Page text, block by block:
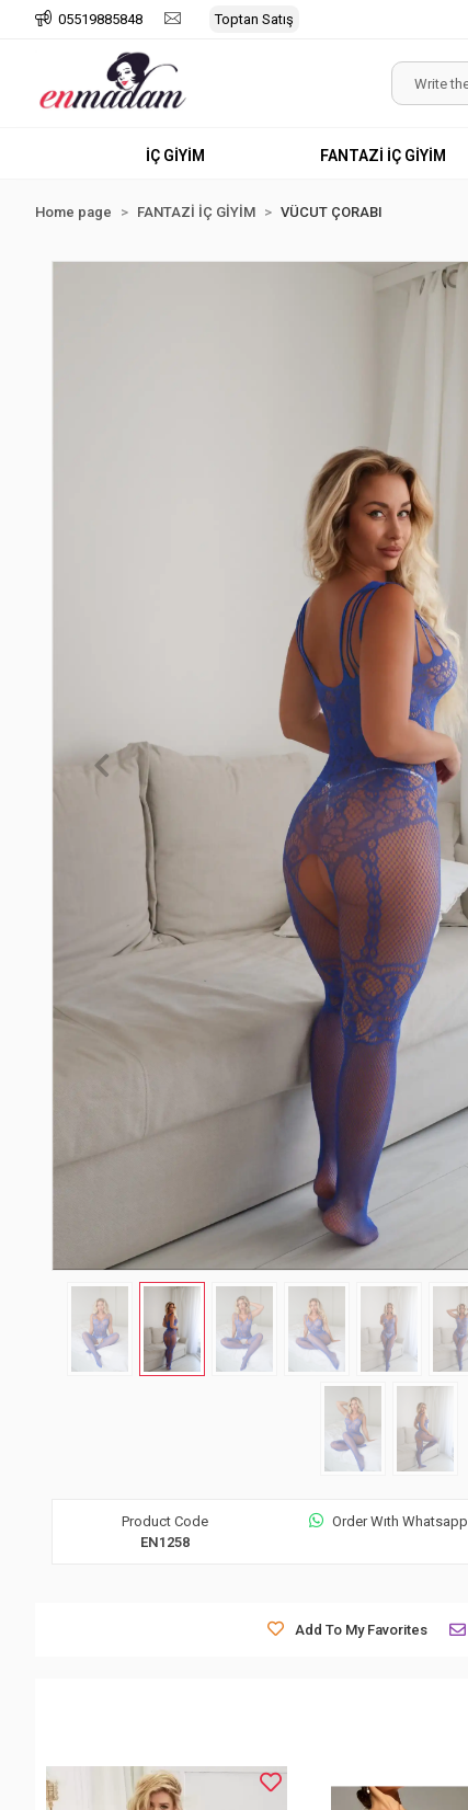
05519885848 Toptan Satış
İÇ GİYİM FANTAZİ İÇ GİYİM
Home page FANTAZİ İÇ GİYİM VÜCUT ÇORABI
Product Code
EN1258
Order Wıth Whatsapp
Add To My Favorites